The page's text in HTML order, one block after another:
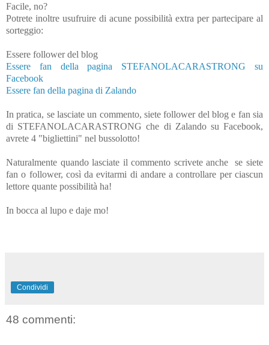
Facile, no?
Potrete inoltre usufruire di acune possibilità extra per partecipare al
sorteggio:
Essere follower del blog
Essere fan della pagina STEFANOLACARASTRONG su
Facebook
Essere fan della pagina di Zalando
In pratica, se lasciate un commento, siete follower del blog e fan sia
di STEFANOLACARASTRONG che di Zalando su Facebook,
avrete 4 "bigliettini" nel bussolotto!
Naturalmente quando lasciate il commento scrivete anche se siete
fan o follower, così da evitarmi di andare a controllare per ciascun
lettore quante possibilità ha!
In bocca al lupo e daje mo!
Condividi
48 commenti: